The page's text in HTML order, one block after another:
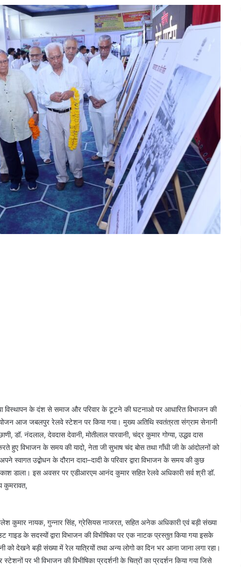
विस्थापन के दंश से समाज और परिवार के टूटने की घटनाओ पर आधारित विभाजन की
आज जबलपुर रेलवे स्टेशन पर किया गया। मुख्य अतिथि स्वतंत्रता संग्राम सेनानी
डॉ. नंदलाल, देवदास देवानी, मोतीलाल पारवानी, चंद्र कुमार गोग्या, उद्धव दास
हुए विभाजन के समय की यादो, नेता जी सुभाष चंद बोस तथा गाँधी जी के आंदोलनों को
स्वागत उद्बोधन के दौरान दादा–दादी के परिवार द्वारा विभाजन के समय की कुछ
डाला। इस अवसर पर एडीआरएम आनंद कुमार सहित रेलवे अधिकारी सर्व श्री डॉ.
कुमरावत,
कुमार नायक, गुन्नार सिंह, ग्रेसियस नाजरत, सहित अनेक अधिकारी एवं बड़ी संख्या
के सदस्यों द्वारा विभाजन की विभीषिका पर एक नाटक प्रस्तुत किया गया इसके
को देखने बड़ी संख्या में रेल यात्रियों तथा अन्य लोगो का दिन भर आना जाना लगा रहा।
पर भी विभाजन की विभीषिका प्रदर्शनी के चित्रों का प्रदर्शन किया गया जिसे